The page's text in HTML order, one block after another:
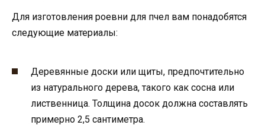
Для изготовления роевни для пчел вам понадобятся
следующие материалы:
Деревянные доски или щиты, предпочтительно
из натурального дерева, такого как сосна или
лиственница. Толщина досок должна составлять
примерно 2,5 сантиметра.